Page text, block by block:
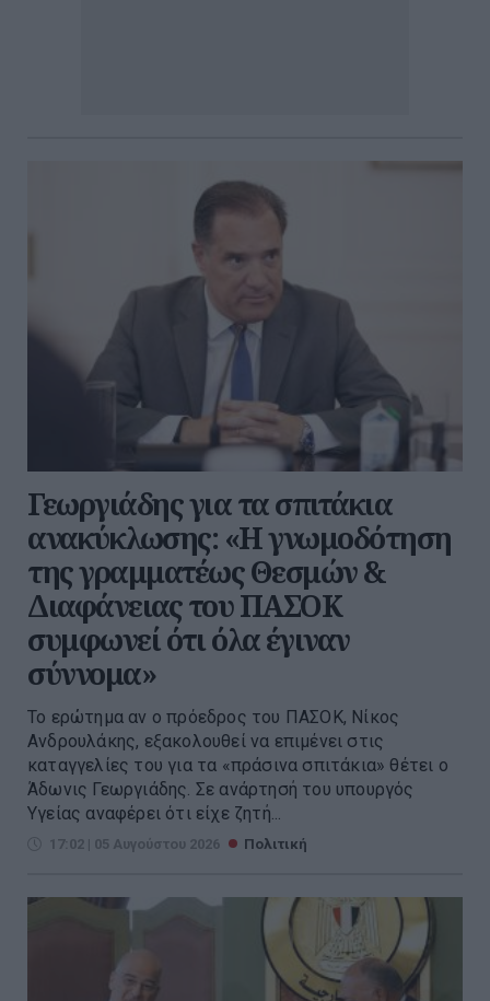
Γεωργιάδης για τα σπιτάκια
ανακύκλωσης: «Η γνωμοδότηση
της γραμματέως Θεσμών &
Διαφάνειας του ΠΑΣΟΚ
συμφωνεί ότι όλα έγιναν
σύννομα»
Το ερώτημα αν ο πρόεδρος του ΠΑΣΟΚ, Νίκος
Ανδρουλάκης, εξακολουθεί να επιμένει στις
καταγγελίες του για τα «πράσινα σπιτάκια» θέτει ο
Άδωνις Γεωργιάδης. Σε ανάρτησή του υπουργός
Υγείας αναφέρει ότι είχε ζητή...
17:02 | 05 Αυγούστου 2026 Πολιτική